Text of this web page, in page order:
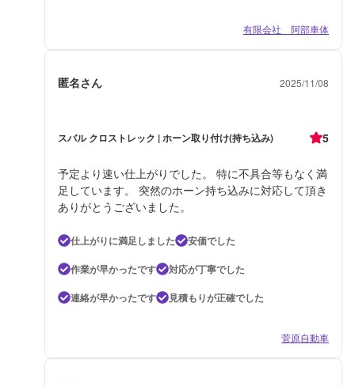
有限会社 阿部車体
匿名さん 2025/11/08
スバル クロストレック | ホーン取り付け(持ち込み) 5
予定より速い仕上がりでした。 特に不具合等もなく満
足しています。 突然のホーン持ち込みに対応して頂き
ありがとうございました。
仕上がりに満足しました
安価でした
作業が早かったです
対応が丁寧でした
連絡が早かったです
見積もりが正確でした
菅原自動車